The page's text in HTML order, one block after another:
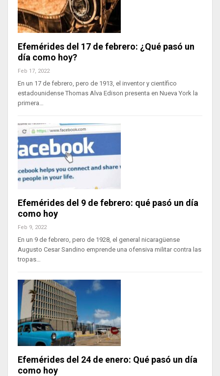
Efemérides del 17 de febrero: ¿Qué pasó un
día como hoy?
Feb 17, 2022
En un 17 de febrero, pero de 1913, el inventor y científico
estadounidense Thomas Alva Edison presenta en Nueva York la
primera…
Efemérides del 9 de febrero: qué pasó un día
como hoy
Feb 9, 2022
En un 9 de febrero, pero de 1928, el general nicaragüense
Augusto Cesar Sandino emprende una ofensiva militar contra las
tropas…
Efemérides del 24 de enero: Qué pasó un día
como hoy